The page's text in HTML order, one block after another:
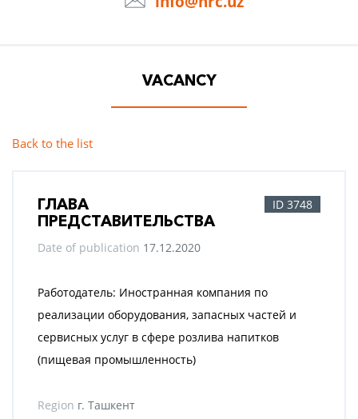
VACANCY
Back to the list
ГЛАВА
ПРЕДСТАВИТЕЛЬСТВА
ID 3748
Date of publication 17.12.2020
Работодатель: Иностранная компания по
реализации оборудования, запасных частей и
сервисных услуг в сфере розлива напитков
(пищевая промышленность)
Region г. Ташкент